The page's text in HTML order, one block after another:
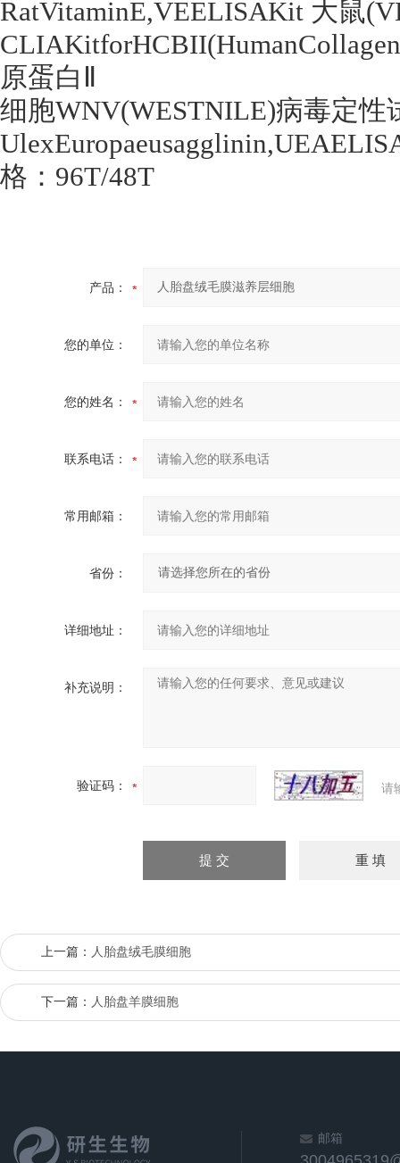
RatVitaminE,VEELISAKit 大鼠
原蛋白Ⅱ
细胞WNV(WESTNILE)病毒定性
格： 96T/48T
产品：
您的单位：
您的姓名：
联系电话：
常用邮箱：
省份：
详细地址：
补充说明：
验证码： 请
上一篇： 人胎盘绒毛膜细胞
下一篇： 人胎盘羊膜细胞
邮箱